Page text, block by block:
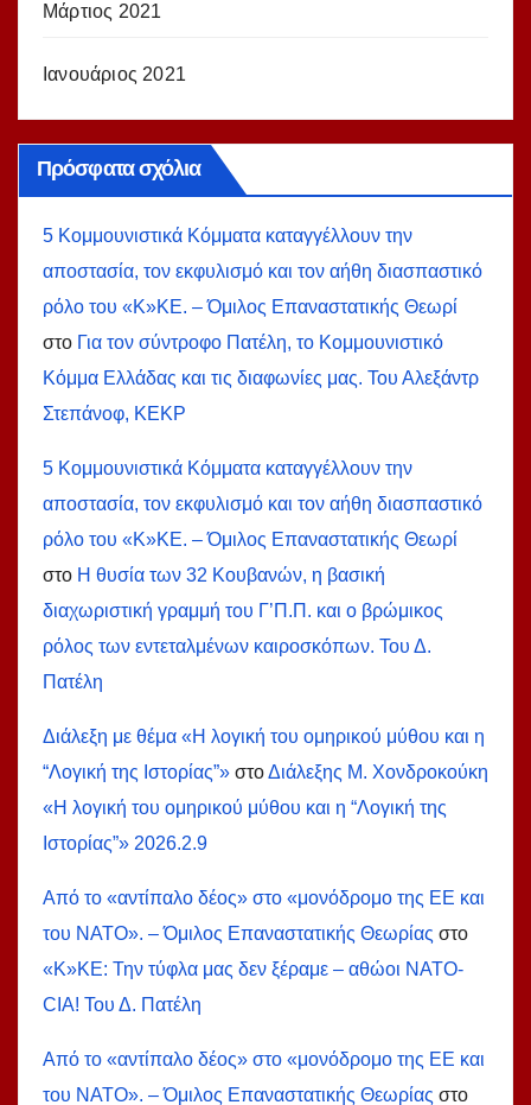
Μάρτιος 2021
Ιανουάριος 2021
Πρόσφατα σχόλια
5 Κομμουνιστικά Κόμματα καταγγέλλουν την
αποστασία, τον εκφυλισμό και τον αήθη διασπαστικό
ρόλο του «Κ»ΚΕ. – Όμιλος Επαναστατικής Θεωρί
στο Για τον σύντροφο Πατέλη, το Κομμουνιστικό
Κόμμα Ελλάδας και τις διαφωνίες μας. Του Αλεξάντρ
Στεπάνοφ, ΚΕΚΡ
5 Κομμουνιστικά Κόμματα καταγγέλλουν την
αποστασία, τον εκφυλισμό και τον αήθη διασπαστικό
ρόλο του «Κ»ΚΕ. – Όμιλος Επαναστατικής Θεωρί
στο Η θυσία των 32 Κουβανών, η βασική
διαχωριστική γραμμή του Γ’Π.Π. και ο βρώμικος
ρόλος των εντεταλμένων καιροσκόπων. Του Δ.
Πατέλη
Διάλεξη με θέμα «Η λογική του ομηρικού μύθου και η
“Λογική της Ιστορίας”» στοΔιάλεξης Μ. Χονδροκούκη
«Η λογική του ομηρικού μύθου και η “Λογική της
Ιστορίας”» 2026.2.9
Από το «αντίπαλο δέος» στο «μονόδρομο της ΕΕ και
του ΝΑΤΟ». – Όμιλος Επαναστατικής Θεωρίας στο
«Κ»ΚΕ: Την τύφλα μας δεν ξέραμε – αθώοι ΝΑΤΟ-
СIA! Του Δ. Πατέλη
Από το «αντίπαλο δέος» στο «μονόδρομο της ΕΕ και
του ΝΑΤΟ». – Όμιλος Επαναστατικής Θεωρίας στο